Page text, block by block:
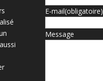
E-mail(obligatoire)
Message